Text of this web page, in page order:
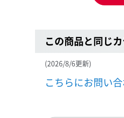
この商品と同じ
(2026/8/6更新)
こちらにお問い